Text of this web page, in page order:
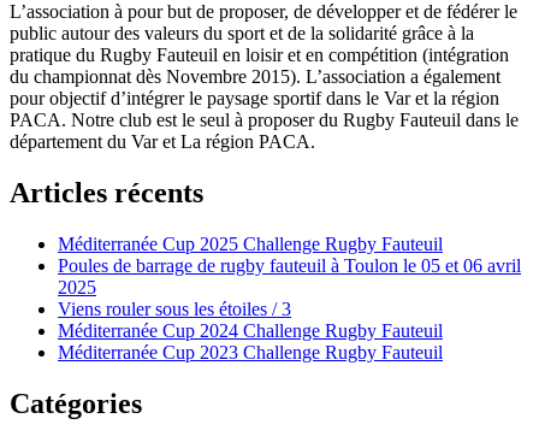
L’association à pour but de proposer, de développer et de fédérer le
public autour des valeurs du sport et de la solidarité grâce à la
pratique du Rugby Fauteuil en loisir et en compétition (intégration
du championnat dès Novembre 2015). L’association a également
pour objectif d’intégrer le paysage sportif dans le Var et la région
PACA. Notre club est le seul à proposer du Rugby Fauteuil dans le
département du Var et La région PACA.
Articles récents
Méditerranée Cup 2025 Challenge Rugby Fauteuil
Poules de barrage de rugby fauteuil à Toulon le 05 et 06 avril
2025
Viens rouler sous les étoiles / 3
Méditerranée Cup 2024 Challenge Rugby Fauteuil
Méditerranée Cup 2023 Challenge Rugby Fauteuil
Catégories